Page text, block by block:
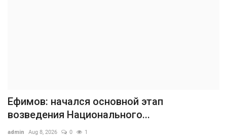
Ефимов: начался основной этап
возведения Национального...
admin Aug 8, 2026 0 1